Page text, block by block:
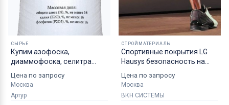
СЫРЬЕ
Купим азофоска,
диаммофоска, селитра
неликвиды по РФ
Цена по запросу
Москва
Артур
СТРОЙМАТЕРИАЛЫ
Спортивные покрытия LG
Hausys безопасность на
долговечность и стиль
покрытия от ВКН СИСТЕМЫ,
Цена по запросу
Москва
ВКН СИСТЕМЫ